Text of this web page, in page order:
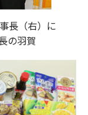
長（右）に
の羽賀